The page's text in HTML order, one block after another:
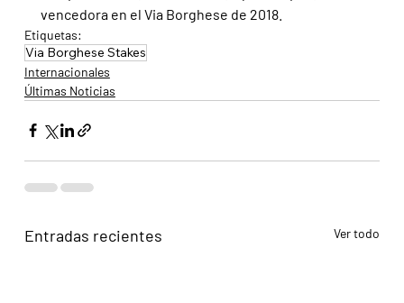
vencedora en el Via Borghese de 2018.
Etiquetas:
Via Borghese Stakes
Internacionales
Últimas Noticias
Entradas recientes Ver todo